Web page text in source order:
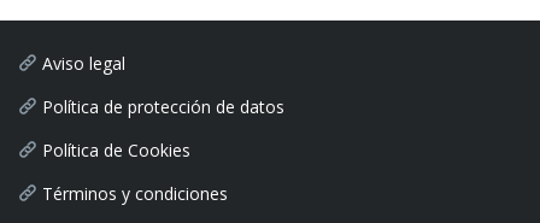
Aviso legal
Política de protección de datos
Política de Cookies
Términos y condiciones